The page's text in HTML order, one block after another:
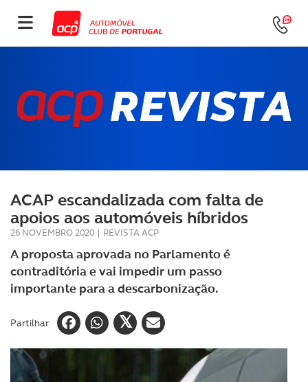
ACAP escandalizada com falta de
apoios aos automóveis híbridos
26 NOVEMBRO 2020 | REVISTA ACP
A proposta aprovada no Parlamento é
contraditória e vai impedir um passo
importante para a descarbonização.
Partilhar